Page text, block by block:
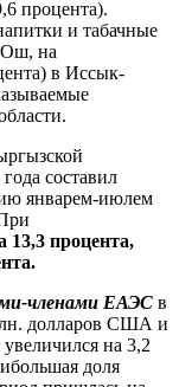
процента).
и табачные
Ош, на
в Иссык-
составил
январем-июлем
13,3 процента,
членами ЕАЭС в
долларов США и
на 3,2
доля